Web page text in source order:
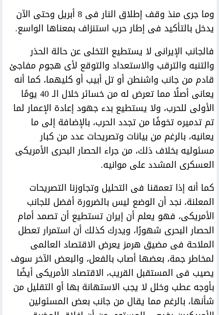
وما جرى منذ وقف إطلاق النار فى 8 أبريل وحتى الآن
يدخل بالتأكيد فى إطار حرب استنزاف بمعناها الواسع.
فالجانب الإيرانى لا يستطيع التخلى عن حالة الحذر
والتنبه والترقب والاستعداد والتوقع لأى هجوم مفاجئ
قادم من جانب واشنطن أو تل أبيب أو كليهما، كما أنه
يعانى أصلًا مما تعرض له من خسائر خلال الـ 40 يومًا
الأولى للحرب، ولا يستطيع بدء جهود إعادة الإعمار لما
تم تدميره تخوفًا من تجدد الحرب، بالإضافة إلى ما
يعانيه، بالرغم من بيانات وتصريحات عدد من كبار
مسئوليه بخلاف ذلك، من جراء الحصار البحرى الأمريكى
العسكرى المشدد على موانيه.
كما أنه إذا تعمقنا فى التحليل وتجاوزنا التصريحات
المعلنة، نجد أن الوضع ليس بالضرورة أفضل للجانب
الأمريكى، فهو يعلم أن إيران تستطيع أن تصمد أمام
الحصار البحرى شهورًا، ويدرك كذلك أن استمرار تعطل
الملاحة فى مضيق هرمز يعرض الاقتصاد العالمى
لمخاطر جمة، بعضها أصاب بالفعل، والبعض الآخر سوف
يصيب فى المستقبل القريب، الاقتصاد الأمريكى أيضًا
بأوجه عطب وخلل لا يجب الاستهانة بها أو التقليل من
شأنها، بالرغم مما يقال من جانب بعض المسئولين